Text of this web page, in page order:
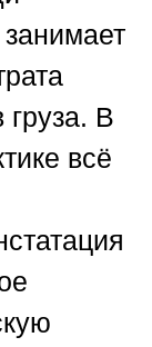
груза. В
всё